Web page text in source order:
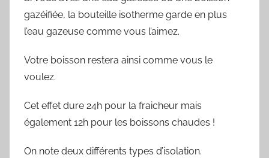
gazéifiée, la bouteille isotherme garde en plus
l’eau gazeuse comme vous l’aimez.
Votre boisson restera ainsi comme vous le
voulez.
Cet effet dure 24h pour la fraicheur mais
également 12h pour les boissons chaudes !
On note deux différents types d’isolation.